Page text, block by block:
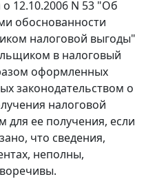
12.10.2006 N 53 "Об
обоснованности
налоговой выгоды"
в налоговый
оформленных
законодательством о
налоговой
для ее получения, если
что сведения,
неполны,